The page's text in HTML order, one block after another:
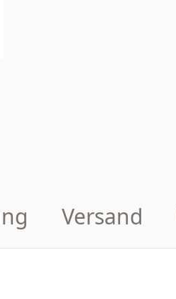
Versand